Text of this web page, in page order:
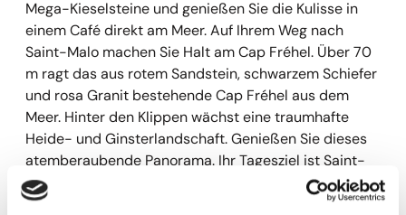
Mega-Kieselsteine und genießen Sie die Kulisse in
einem Café direkt am Meer. Auf Ihrem Weg nach
Saint-Malo machen Sie Halt am Cap Fréhel. Über 70
m ragt das aus rotem Sandstein, schwarzem Schiefer
und rosa Granit bestehende Cap Fréhel aus dem
Meer. Hinter den Klippen wächst eine traumhafte
Heide- und Ginsterlandschaft. Genießen Sie dieses
atemberaubende Panorama. Ihr Tagesziel ist Saint-
Malo, die alte Piraten- und Seefahrerstadt. Sie essen
in einem Restaurant in Saint-Malo zu Abend und